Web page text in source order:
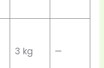
3 kg —